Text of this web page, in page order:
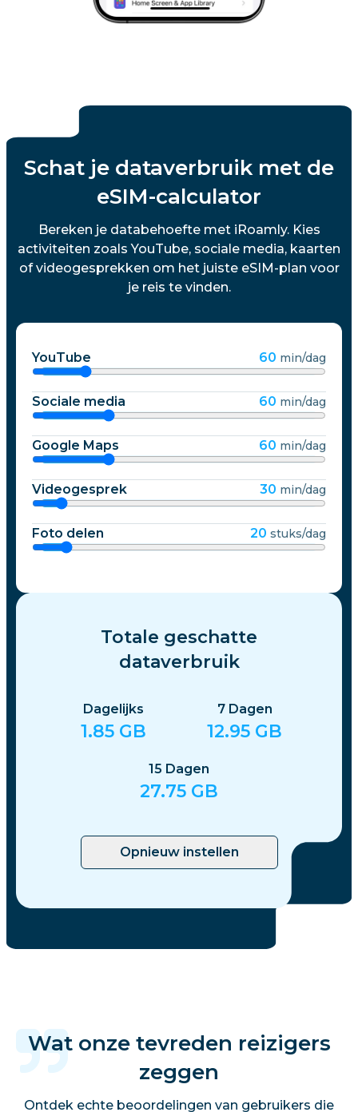
Schat je dataverbruik met de
eSIM-calculator
Bereken je databehoefte met iRoamly. Kies
activiteiten zoals YouTube, sociale media, kaarten
of videogesprekken om het juiste eSIM-plan voor
je reis te vinden.
YouTube 60 min/dag
Sociale media 60 min/dag
Google Maps 60 min/dag
Videogesprek 30 min/dag
Foto delen 20 stuks/dag
Totale geschatte
dataverbruik
Dagelijks
1.85 GB
7 Dagen
12.95 GB
15 Dagen
27.75 GB
Opnieuw instellen
Wat onze tevreden reizigers
zeggen
Ontdek echte beoordelingen van gebruikers die